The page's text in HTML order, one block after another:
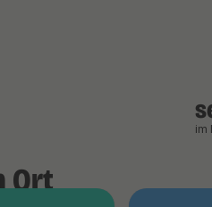
im
Ort